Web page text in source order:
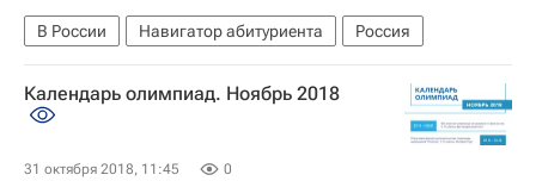
В России Навигатор абитуриента Россия
Календарь олимпиад. Ноябрь 2018
31 октября 2018, 11:45 0